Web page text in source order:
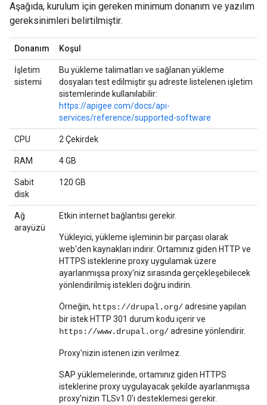
Aşağıda, kurulum için gereken minimum donanım ve yazılım
gereksinimleri belirtilmiştir.
Donanım Koşul
İşletim
sistemi
Bu yükleme talimatları ve sağlanan yükleme
dosyaları test edilmiştir şu adreste listelenen işletim
sistemlerinde kullanılabilir:
https://apigee.com/docs/api-
services/reference/supported-software
CPU 2 Çekirdek
RAM 4 GB
Sabit
disk
120 GB
Ağ
arayüzü
Etkin internet bağlantısı gerekir.
Yükleyici, yükleme işleminin bir parçası olarak
web'den kaynakları indirir. Ortamınız giden HTTP ve
HTTPS isteklerine proxy uygulamak üzere
ayarlanmışsa proxy'niz sırasında gerçekleşebilecek
yönlendirilmiş istekleri doğru indirin.
Örneğin, https://drupal.org/adresine yapılan
bir istek HTTP 301 durum kodu içerir ve
https://www.drupal.org/adresine yönlendirir.
Proxy'nizin istenen izin verilmez.
SAP yüklemelerinde, ortamınız giden HTTPS
isteklerine proxy uygulayacak şekilde ayarlanmışsa
proxy'nizin TLSv1.0'ı desteklemesi gerekir.